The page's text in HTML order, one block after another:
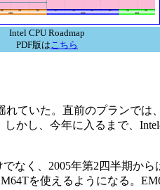
Intel CPU Roadmap
PDF版はこちら
ていた。直前のプランでは
かし、今年に入るまで、
く、2005年第2四半期か
を使えるようになる。